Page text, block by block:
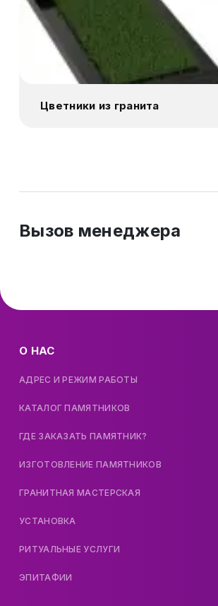
Цветники из гранита
Вызов менеджера
О НАС
АДРЕС И РЕЖИМ РАБОТЫ
КАТАЛОГ ПАМЯТНИКОВ
ГДЕ ЗАКАЗАТЬ ПАМЯТНИК?
ИЗГОТОВЛЕНИЕ ПАМЯТНИКОВ
ГРАНИТНАЯ МАСТЕРСКАЯ
УСТАНОВКА
РИТУАЛЬНЫЕ УСЛУГИ
ЭПИТАФИИ